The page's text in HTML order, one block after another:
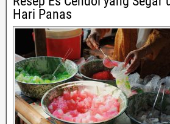
Hari Panas